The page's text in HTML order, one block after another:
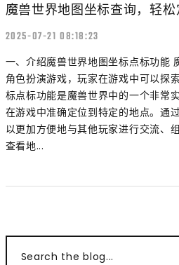
魔兽世界地图坐标查询，轻
2025-07-21 08:18:23
一、介绍魔兽世界地图坐标点标功能
角色扮演游戏，玩家在游戏中可以探
标点标功能是魔兽世界中的一个非常
在游戏中准确定位到特定的地点。通
以更加方便地与其他玩家进行交流、
查看地...
Search the blog...